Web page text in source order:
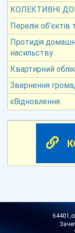
КОЛЕКТИВНІ
Перелік об’єктів
Протидія
насильству
Квартирний облік
Звернення
єВідновлення